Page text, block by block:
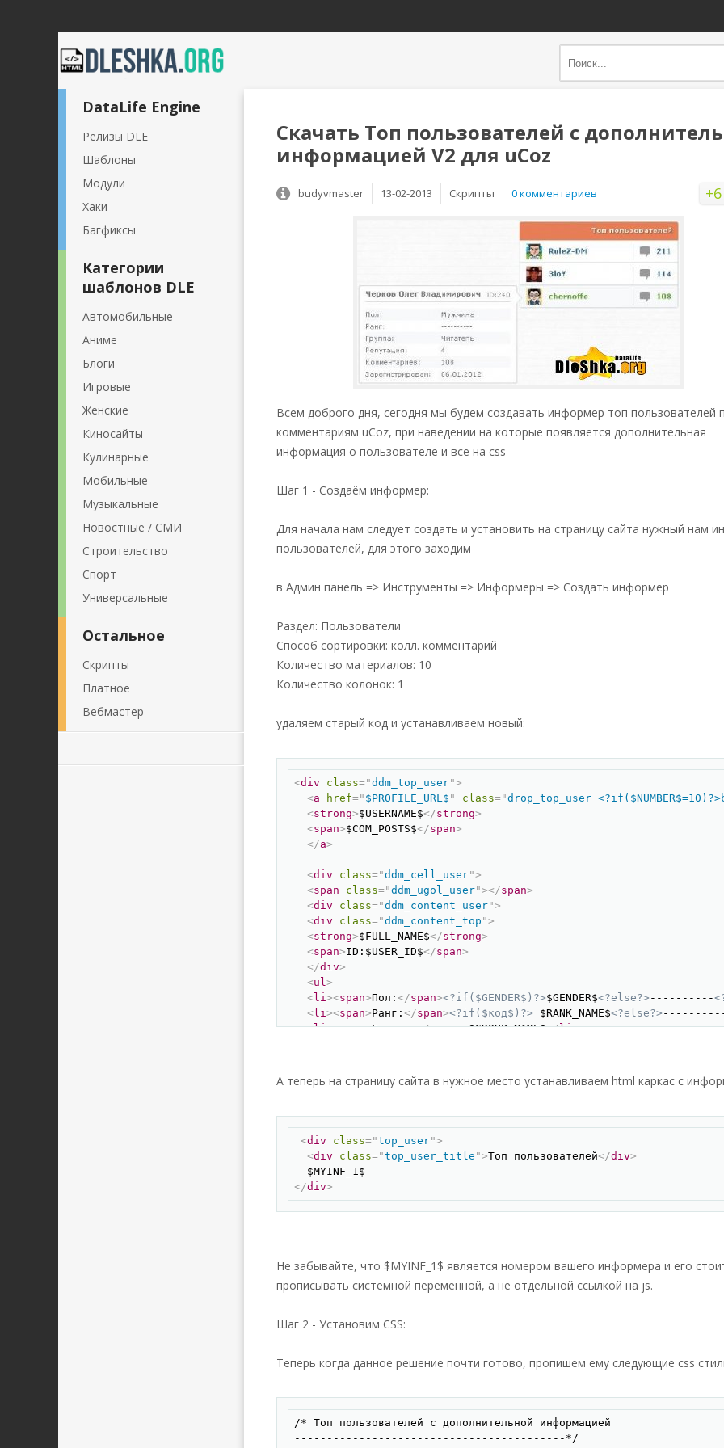
Скачать Tоп пользователей с
информацией V2 для uCoz
+6
budyvmaster 13-02-2013 Скрипты 0 комментариев
Всем доброго дня, сегодня мы будем создавать информер топ пользователей
комментариям uCoz, при наведении на которые появляется дополнительная
информация о пользователе и всё на css
Шаг 1 - Создаём информер:
Для начала нам следует создать и установить на страницу сайта нужный нам
пользователей, для этого заходим
в Админ панель => Инструменты => Информеры => Создать информер
Раздел: Пользователи
Способ сортировки: колл. комментарий
Количество материалов: 10
Количество колонок: 1
удаляем старый код и устанавливаем новый:
<div class="ddm_top_user">
<a href=" $PROFILE_URL$ " class="drop_top_user
<strong>$USERNAME$</strong>
<span>$COM_POSTS$</span>
</a>
<div class="ddm_cell_user">
<span class="ddm_ugol_user"></span>
<div class="ddm_content_user">
<div class="ddm_content_top ">
<strong>$FULL_NAME$</strong>
<span>ID:$USER_ID$</span>
</div>
<ul>
<li><span>Пол: </span><?if($GENDER$)?>$GENDER$<?else?> ----------
<li><span>Ранг: </span><?if($код$)?> $RANK_NAME$<?else?>
<li><span>Группа:</span> $GROUP_NAME$</li>
Зарегистрирован: li >
</
</div>
</div
А теперь на страницу сайта в нужное место устанавливаем html каркас с
<div class="top_user">
<div class="top_user_title ">Топ пользователей</div>
</div>
Не забывайте, что $MYINF_1$ является номером вашего информера и его
прописывать системной переменной, а не отдельной ссылкой на js.
Шаг 2 - Установим CSS:
Теперь когда данное решение почти готово, пропишем ему следующие css
/* Tоп пользователей с дополнительной информацией
------------------------------------------*/
DataLife Engine
Релизы DLE
Шаблоны
Модули
Хаки
Багфиксы
Категории
шаблонов DLE
Автомобильные
Аниме
Блоги
Игровые
Женские
Киносайты
Кулинарные
Мобильные
Музыкальные
Новостные / СМИ
Строительство
Спорт
Универсальные
Остальное
Скрипты
Платное
Вебмастер